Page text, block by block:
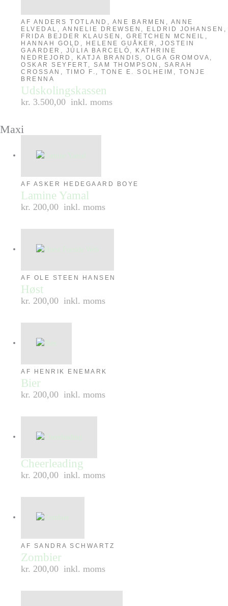
AF ANDERS TOTLAND, ANE BARMEN, ANNE
ELVEDAL, ANNELIE DREWSEN, ELDRID JOHANSEN,
FRIDA BEJDER KLAUSEN, GRETCHEN MCNEIL,
HANNAH GOLD, HELENE GUÅKER, JOSTEIN
GAARDER, JÚLIA BARCELÓ, KATHRINE
NEDREJORD, KATJA BRANDIS, OLGA GROMOVA,
OSKAR SEYFERT, SAM THOMPSON, SARAH
CROSSAN, TIMO F., TONE E. SOLHEIM, TONJE
BRENNA
Udskolingskassen
kr. 3.500,00 inkl. moms
Maxi
AF ASKER HEDEGAARD BOYE
Lamine Yamal
kr. 200,00 inkl. moms
AF OLE STEEN HANSEN
Høst
kr. 200,00 inkl. moms
AF HENRIK ENEMARK
Bier
kr. 200,00 inkl. moms
Cheerleading
kr. 200,00 inkl. moms
AF SANDRA SCHWARTZ
Zombier
kr. 200,00 inkl. moms